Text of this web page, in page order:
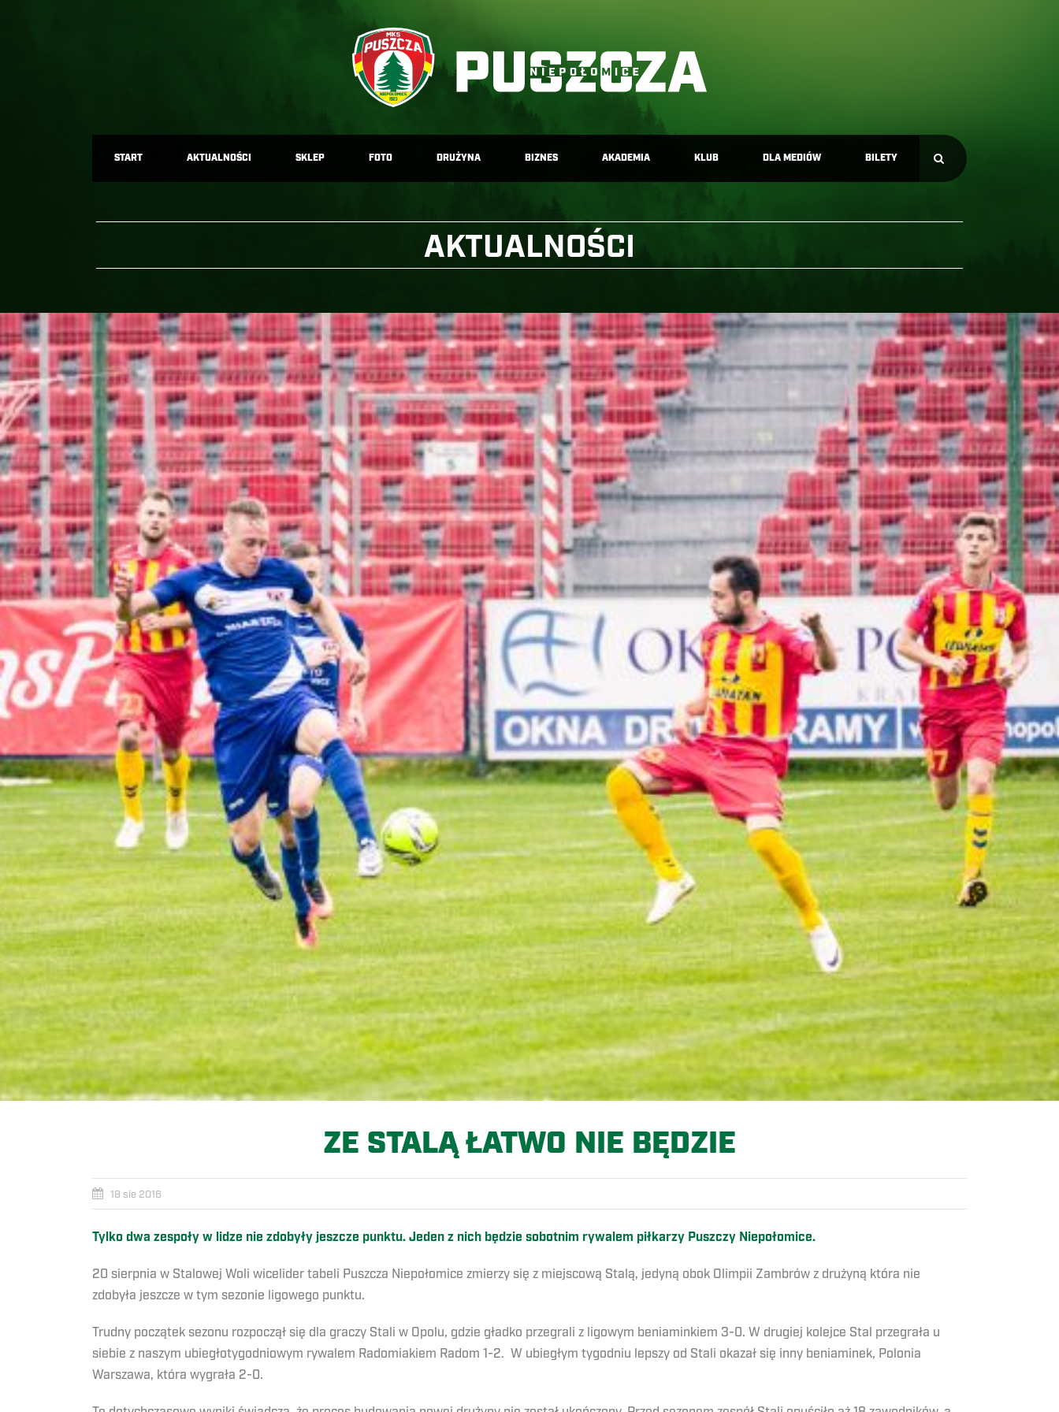
START AKTUALNOŚCI SKLEP FOTO DRUŻYNA BIZNES AKADEMIA KLUB DLA MEDIÓW BILETY
AKTUALNOŚCI
ZE STALĄ ŁATWO NIE BĘDZIE
18 sie 2016
Tylko dwa zespoły w lidze nie zdobyły jeszcze punktu. Jeden z nich będzie sobotnim rywalem piłkarzy Puszczy Niepołomice.
20 sierpnia w Stalowej Woli wicelider tabeli Puszcza Niepołomice zmierzy się z miejscową Stalą, jedyną obok Olimpii Zambrów z drużyną która nie
zdobyła jeszcze w tym sezonie ligowego punktu.
Trudny początek sezonu rozpoczął się dla graczy Stali w Opolu, gdzie gładko przegrali z ligowym beniaminkiem 3-0. W drugiej kolejce Stal przegrała u
siebie z naszym ubiegłotygodniowym rywalem Radomiakiem Radom 1-2. W ubiegłym tygodniu lepszy od Stali okazał się inny beniaminek, Polonia
Warszawa, która wygrała 2-0.